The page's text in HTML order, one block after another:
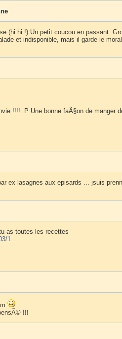
(hi hi !) Un petit coucou en passant.
et indisponible, mais il garde le moral
!!!! :P Une bonne faÃ§on de manger
ex lasagnes aux episards ... jsuis
as toutes les recettes
1...
!!!